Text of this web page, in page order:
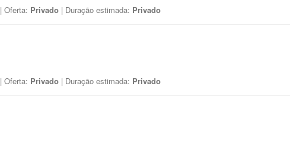
| Oferta: Privado | Duração estimada: Privado
| Oferta: Privado | Duração estimada: Privado